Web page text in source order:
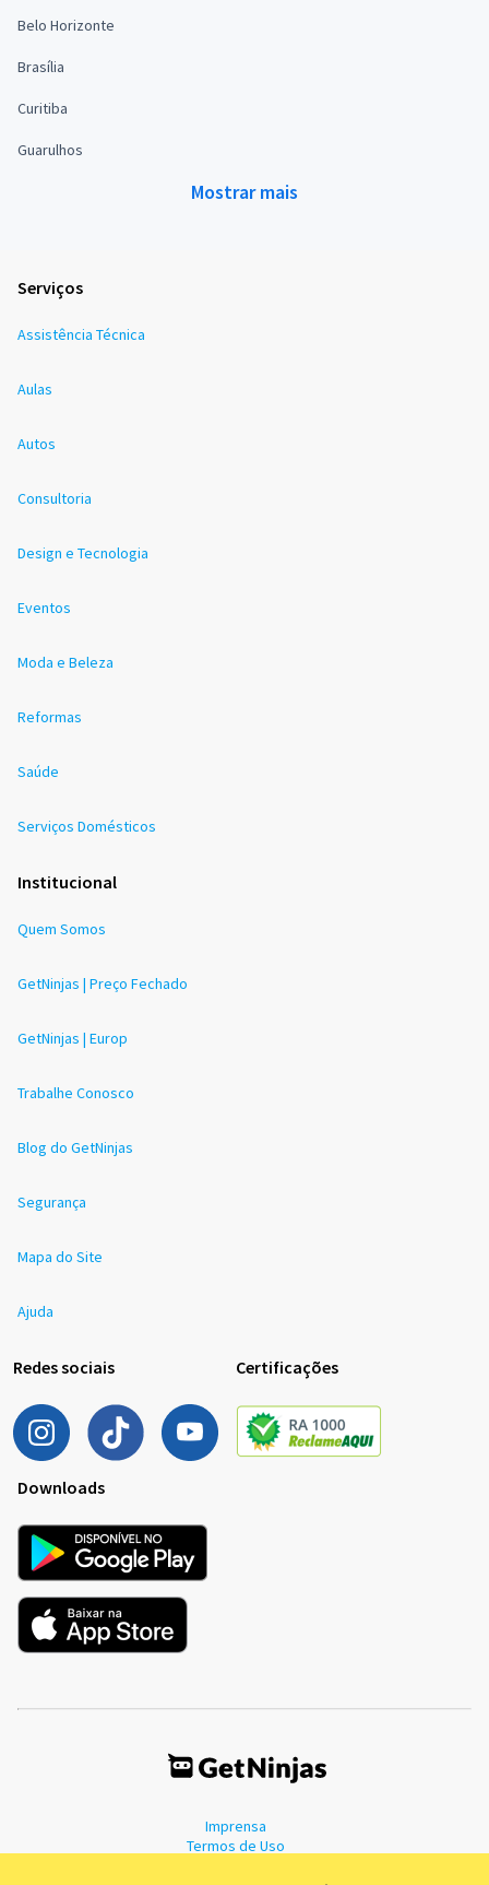
Belo Horizonte
Brasília
Curitiba
Guarulhos
Mostrar mais
Serviços
Assistência Técnica
Aulas
Autos
Consultoria
Design e Tecnologia
Eventos
Moda e Beleza
Reformas
Saúde
Serviços Domésticos
Institucional
Quem Somos
GetNinjas | Preço Fechado
GetNinjas | Europ
Trabalhe Conosco
Blog do GetNinjas
Segurança
Mapa do Site
Ajuda
Redes sociais Certificações
Downloads
Imprensa
Termos de Uso